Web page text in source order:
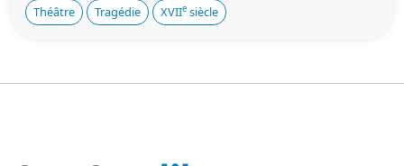
Théâtre Tragédie XVIIe siècle